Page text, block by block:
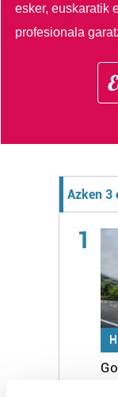
esker, euskaratik
profesionala
Azken 3
1